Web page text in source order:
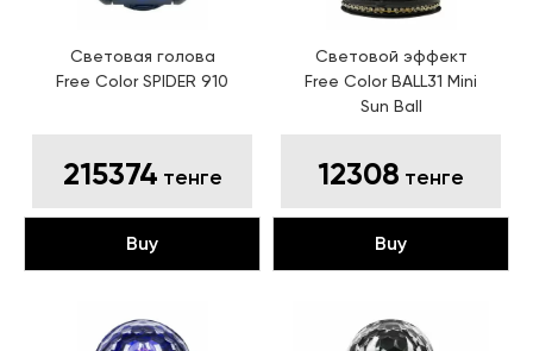
Световая голова
Free Color SPIDER 910
215374 тенге
Buy
Световой эффект
Free Color BALL31 Mini
Sun Ball
12308 тенге
Buy